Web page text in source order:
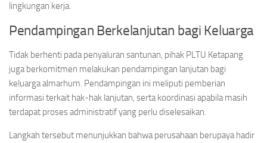
lingkungan kerja.
Pendampingan Berkelanjutan bagi Keluarga
Tidak berhenti pada penyaluran santunan, pihak PLTU Ketapang
juga berkomitmen melakukan pendampingan lanjutan bagi
keluarga almarhum. Pendampingan ini meliputi pemberian
informasi terkait hak-hak lanjutan, serta koordinasi apabila masih
terdapat proses administratif yang perlu diselesaikan.
Langkah tersebut menunjukkan bahwa perusahaan berupaya hadir